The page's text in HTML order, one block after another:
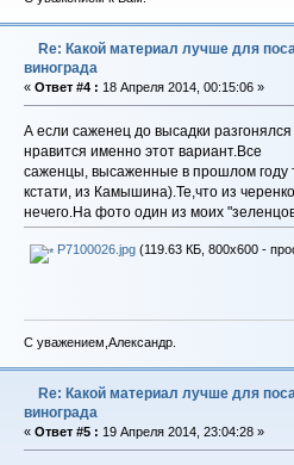
Re: Какой материал лучше для
винограда
« Ответ #4 : 18 Апреля 2014, 00:15:06 »
А если саженец до высадки
нравится именно этот вариант.Все
саженцы, высаженные в прошлом году
кстати, из Камышина).Те,что из
нечего.На фото один из моих
P7100026.jpg(119.63 КБ, 800x600 -
С уважением,Александр.
Re: Какой материал лучше для
винограда
« Ответ #5 : 19 Апреля 2014, 23:04:28 »